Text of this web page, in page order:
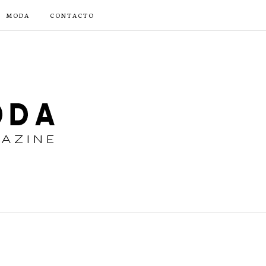
MODA CONTACTO